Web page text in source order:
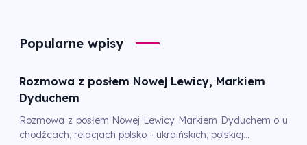
Popularne wpisy
Rozmowa z posłem Nowej Lewicy, Markiem
Dyduchem
Rozmowa z posłem Nowej Lewicy Markiem Dyduchem o u
chodźcach, relacjach polsko - ukraińskich, polskiej...